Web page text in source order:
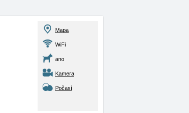
Mapa
WiFi
ano
Kamera
Počasí